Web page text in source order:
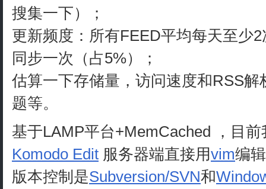
搜集一下）；
更新频度：所有FEED平均每天至少
同步一次（占5%）；
估算一下存储量，访问速度和RSS解
题等。
基于LAMP平台+MemCached ，目前
Komodo Edit 服务器端直接用vim编
版本控制是Subversion/SVN和